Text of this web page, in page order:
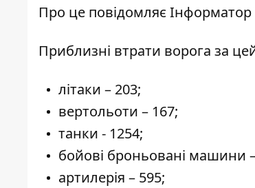
Про це повідомляє Інформатор
Приблизні втрати ворога за
літаки – 203;
вертольоти – 167;
танки - 1254;
бойові броньовані машини
артилерія – 595;